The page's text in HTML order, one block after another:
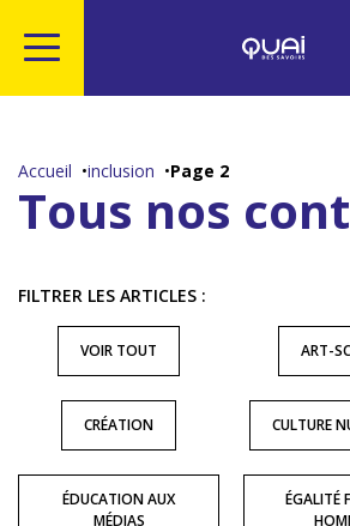
contenu
navigation
Accueil inclusion Page 2
Tous nos
FILTRER LES ARTICLES :
VOIR TOUT ART-
CRÉATION CULTURE
ÉDUCATION AUX
MÉDIAS
ÉGALITÉ